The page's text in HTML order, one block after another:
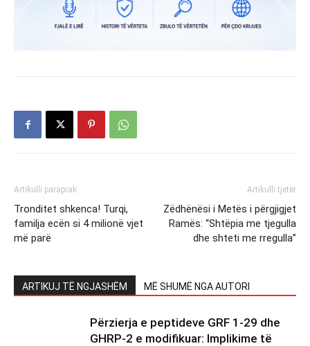
Artikulli paraprak
Tronditet shkenca! Turqi,
familja ecën si 4 milionë vjet
më parë
Artikulli tjetër
Zëdhënësi i Metës i përgjigjet
Ramës: “Shtëpia me tjegulla
dhe shteti me rregulla”
ARTIKUJ TË NGJASHËM MË SHUMË NGA AUTORI
Përzierja e peptideve GRF 1-29 dhe
GHRP-2 e modifikuar: Implikime të